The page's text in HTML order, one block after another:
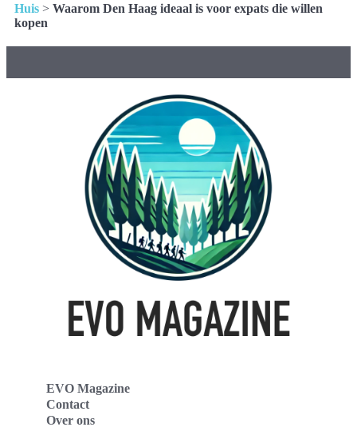
Huis > Waarom Den Haag ideaal is voor expats die willen
kopen
EVO Magazine
Contact
Over ons